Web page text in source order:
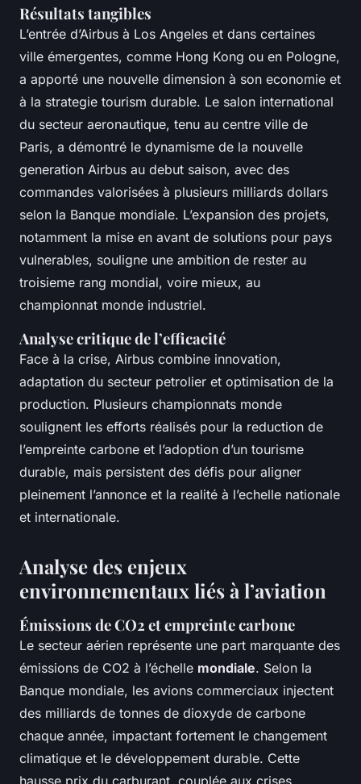
Résultats tangibles
L’entrée d’Airbus à Los Angeles et dans certaines
ville émergentes, comme Hong Kong ou en Pologne,
a apporté une nouvelle dimension à son economie et
à la strategie tourism durable. Le salon international
du secteur aeronautique, tenu au centre ville de
Paris, a démontré le dynamisme de la nouvelle
generation Airbus au debut saison, avec des
commandes valorisées à plusieurs milliards dollars
selon la Banque mondiale. L’expansion des projets,
notamment la mise en avant de solutions pour pays
vulnerables, souligne une ambition de rester au
troisieme rang mondial, voire mieux, au
championnat monde industriel.
Analyse critique de l’efficacité
Face à la crise, Airbus combine innovation,
adaptation du secteur petrolier et optimisation de la
production. Plusieurs championnats monde
soulignent les efforts réalisés pour la reduction de
l’empreinte carbone et l’adoption d’un tourisme
durable, mais persistent des défis pour aligner
pleinement l’annonce et la realité à l’echelle nationale
et internationale.
Analyse des enjeux
environnementaux liés à l’aviation
Émissions de CO2 et empreinte carbone
Le secteur aérien représente une part marquante des
émissions de CO2 à l’échelle mondiale. Selon la
Banque mondiale, les avions commerciaux injectent
des milliards de tonnes de dioxyde de carbone
chaque année, impactant fortement le changement
climatique et le développement durable. Cette
hausse prix du carburant, couplée aux crises